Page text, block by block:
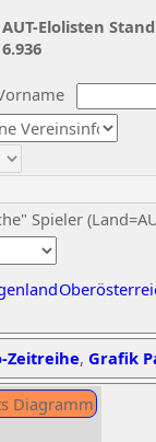
Spieler
AUT-Elolisten
6.936
Zeitreihe, Grafik